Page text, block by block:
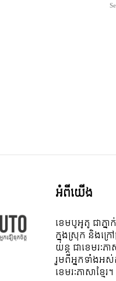
អំពី​យើង
ខេមបូអូតូ ជាភ្ន
ក្នុងស្រុក និងក្រ
យន្ត ជាខេមរៈ
រួមពីអ្នកទាំងអ
ខេមរៈភាសាខ្ម